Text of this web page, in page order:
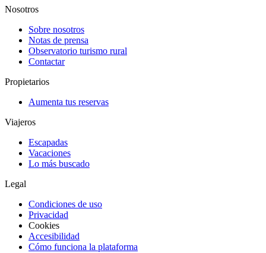
Nosotros
Sobre nosotros
Notas de prensa
Observatorio turismo rural
Contactar
Propietarios
Aumenta tus reservas
Viajeros
Escapadas
Vacaciones
Lo más buscado
Legal
Condiciones de uso
Privacidad
Cookies
Accesibilidad
Cómo funciona la plataforma